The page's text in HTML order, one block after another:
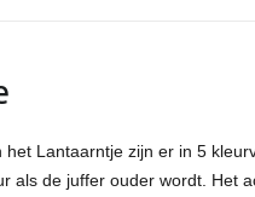
het Lantaarntje zijn er in 5
als de juffer ouder wordt. Het